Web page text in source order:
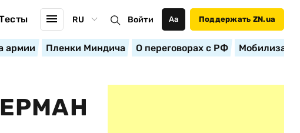
RU Войти Аа Поддержать ZN.ua
армии Пленки Миндича О переговорах с РФ